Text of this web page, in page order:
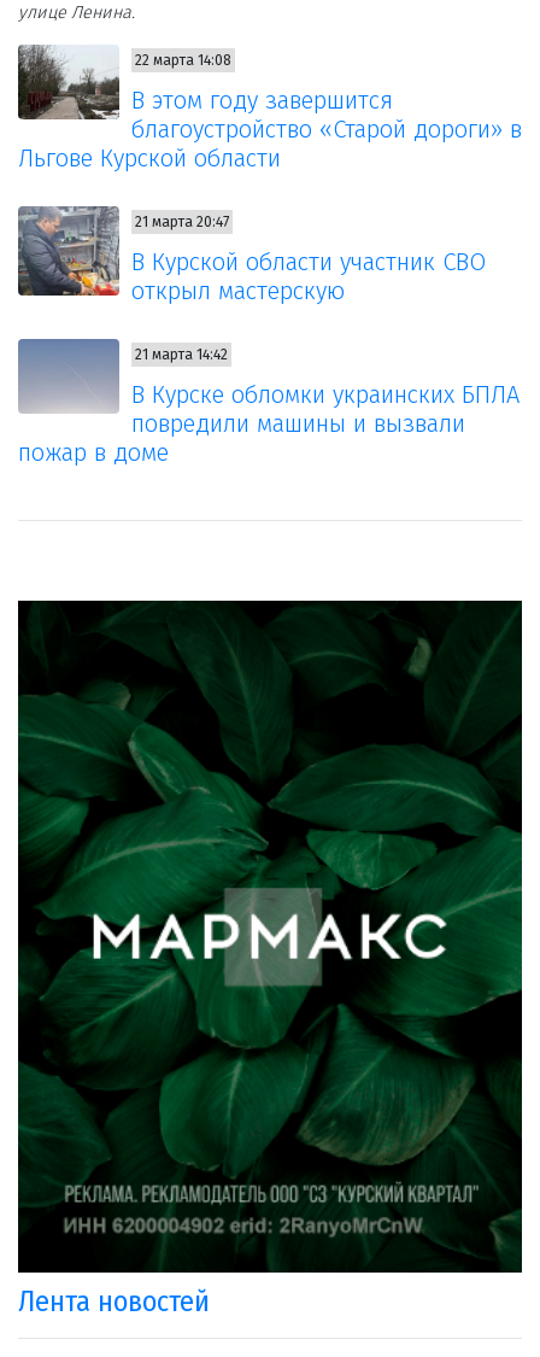
улице Ленина.
22 марта 14:08
В этом году завершится
благоустройство «Старой дороги» в
Льгове Курской области
21 марта 20:47
В Курской области участник СВО
открыл мастерскую
21 марта 14:42
В Курске обломки украинских БПЛА
повредили машины и вызвали
пожар в доме
Лента новостей